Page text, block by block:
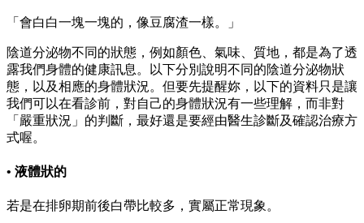
「會白白一塊一塊的，像豆腐渣一樣。」
陰道分泌物不同的狀態，例如顏色、氣味、質地，都是為了透
露我們身體的健康訊息。以下分別說明不同的陰道分泌物狀
態，以及相應的身體狀況。但要先提醒妳，以下的資料只是讓
我們可以在看診前，對自己的身體狀況有一些理解，而非對
「嚴重狀況」的判斷，最好還是要經由醫生診斷及確認治療方
式喔。
• 液體狀的
若是在排卵期前後白帶比較多，實屬正常現象。